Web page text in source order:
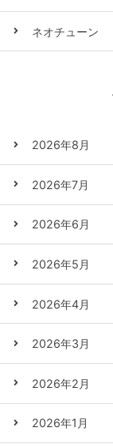
ネオチューン
2026年8月
2026年7月
2026年6月
2026年5月
2026年4月
2026年3月
2026年2月
2026年1月